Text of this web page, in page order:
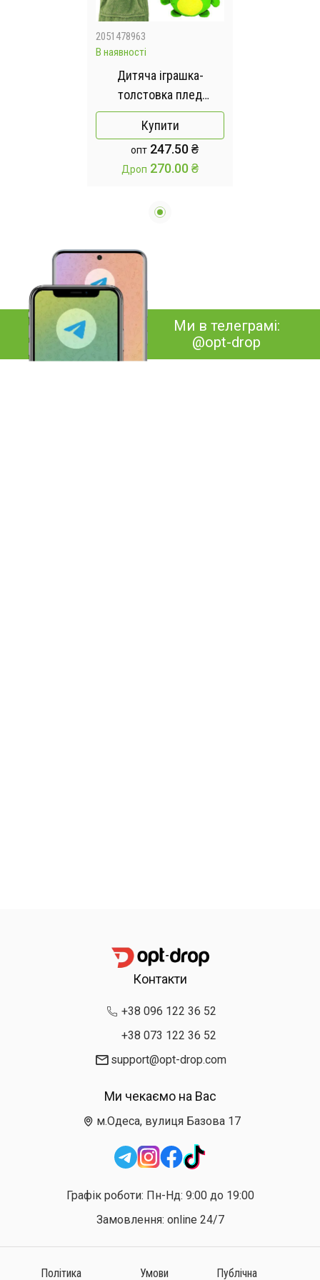
2051478963
В наявності
Дитяча іграшка-
толстовка плед
трансформер з
капюшоном та
рукавами 3 в 1 Huggle
Pets Hoodie
Купити
опт 247.50 ₴
Дроп 270.00 ₴
Ми в телеграмі:
@opt-drop
Контакти
+38 096 122 36 52
+38 073 122 36 52
support@opt-drop.com
Ми чекаємо на Вас
м.Одеса, вулиця Базова 17
Графік роботи: Пн-Нд: 9:00 до 19:00
Замовлення: online 24/7
Політика Умови Публічна